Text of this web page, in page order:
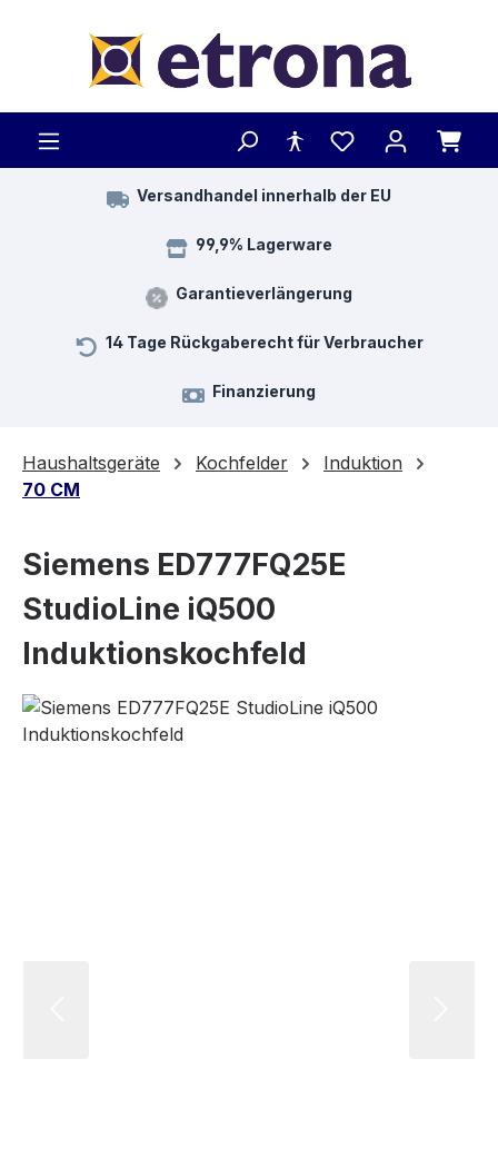
Versandhandel innerhalb der EU
99,9% Lagerware
Garantieverlängerung
14 Tage Rückgaberecht für Verbraucher
Finanzierung
Haushaltsgeräte Kochfelder
Induktion
70 CM
Siemens ED777FQ25E
StudioLine iQ500
Induktionskochfeld
Bildergalerie überspringen